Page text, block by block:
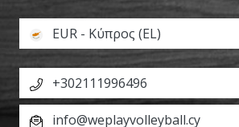
EUR - Κύπρος (EL)
+302111996496
info@weplayvolleyball.cy